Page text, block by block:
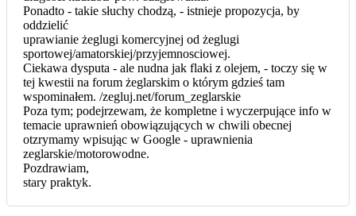
Ponadto - takie słuchy chodzą, - istnieje propozycja, by
oddzielić
uprawianie żeglugi komercyjnej od żeglugi
sportowej/amatorskiej/przyjemnosciowej.
Ciekawa dysputa - ale nudna jak flaki z olejem, - toczy się w
tej kwestii na forum żeglarskim o którym gdzieś tam
wspominałem. /zegluj.net/forum_zeglarskie
Poza tym; podejrzewam, że kompletne i wyczerpujące info w
temacie uprawnień obowiązujących w chwili obecnej
otzrymamy wpisując w Google - uprawnienia
zeglarskie/motorowodne.
Pozdrawiam,
stary praktyk.